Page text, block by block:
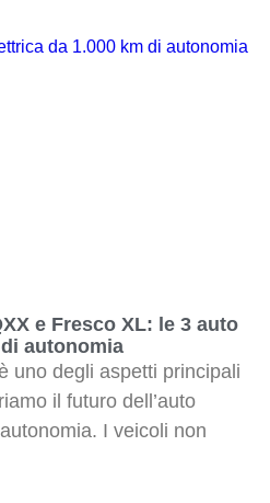
e Fresco XL: le 3 auto
autonomia
uno degli aspetti principali
il futuro dell’auto
I veicoli non